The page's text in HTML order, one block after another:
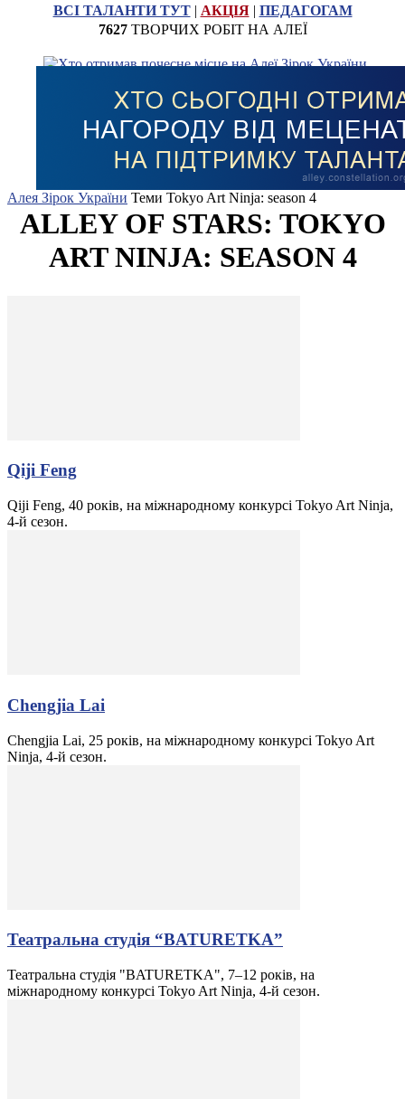
ВСІ ТАЛАНТИ ТУТ| АКЦІЯ| ПЕДАГОГАМ
7627ТВОРЧИХ РОБІТ НА АЛЕЇ
Алея Зірок України Теми Tokyo Art Ninja: season 4
ALLEY OF STARS: TOKYO
ART NINJA: SEASON 4
Qiji Feng
Qiji Feng, 40 років, на міжнародному конкурсі Tokyo Art Ninja,
4-й сезон.
Chengjia Lai
Chengjia Lai, 25 років, на міжнародному конкурсі Tokyo Art
Ninja, 4-й сезон.
Театральна студія “BATURETKA”
Театральна студія "BATURETKA", 7–12 років, на
міжнародному конкурсі Tokyo Art Ninja, 4-й сезон.